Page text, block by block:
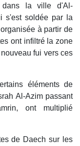
dans la ville d'Al-
s'est soldée par la
à partir de
ont infiltré la zone
fui vers ces
éléments de
Al-Azim passant
ont multiplié
de Daech sur les